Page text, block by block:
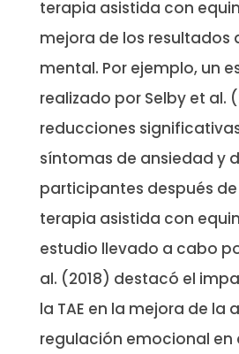
terapia asistida con
mejora de los resultados
mental. Por ejemplo, un
realizado por Selby et al.
reducciones
síntomas de ansiedad y
participantes después
terapia asistida con
estudio llevado a cabo
al. (2018) destacó el
la TAE en la mejora de la
regulación emocional en